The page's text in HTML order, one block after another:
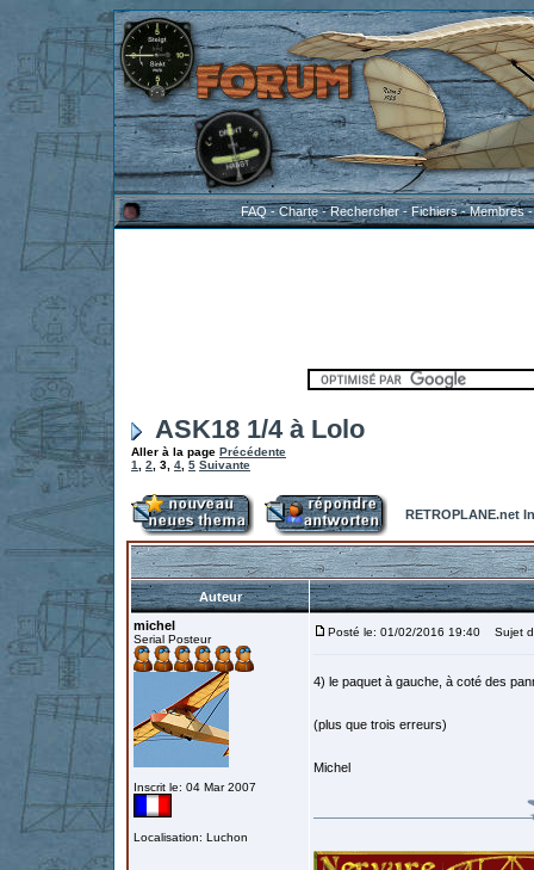
FAQ-Charte-Rechercher-Fichiers-Membres
ASK18 1/4 à Lolo
Aller à la page Précédente
1
2 3 4 5 Suivante
RETROPLANE.net
Auteur
michel
Serial Posteur
Inscrit le: 04 Mar 2007
Localisation: Luchon
Posté le: 01/02/2016 19:40 Sujet
4) le paquet à gauche, à coté des
(plus que trois erreurs)
Michel